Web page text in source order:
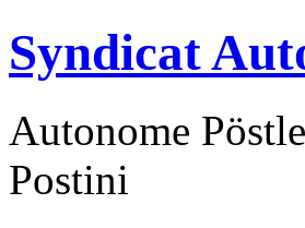
Syndicat
Autonome
Postini